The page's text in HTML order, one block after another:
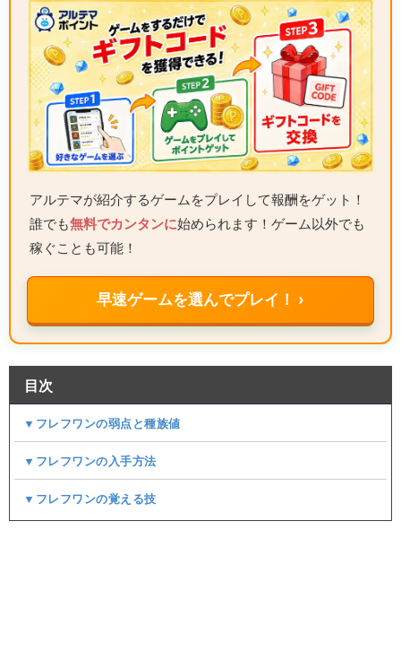
アルテマが紹介するゲームをプレイして報酬をゲット！
誰でも無料でカンタンに始められます！ゲーム以外でも
稼ぐことも可能！
早速ゲームを選んでプレイ！ ›
目次
▼フレフワンの弱点と種族値
▼フレフワンの入手方法
▼フレフワンの覚える技